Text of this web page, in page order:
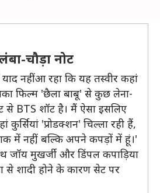
चौड़ा नोट
नहीं आ रहा कि यह तस्वीर कहां
फिल्म 'छैला बाबू' से कुछ लेना-
से BTS शॉट है। मैं ऐसा इसलिए
कुर्सियां 'प्रोडक्शन' चिल्ला रही हैं,
में नहीं, बल्कि अपने कपड़ों में हूं।'
जॉय मुखर्जी और डिंपल कपाड़िया
से शादी होने के कारण सेट पर